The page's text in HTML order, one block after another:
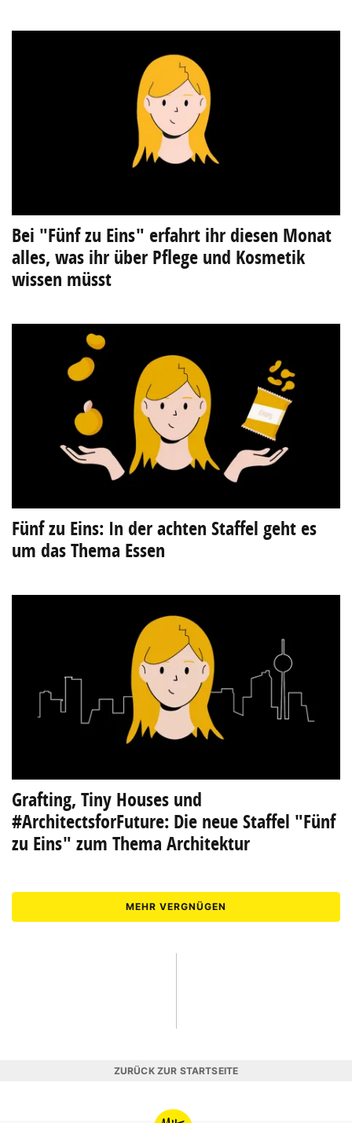
Bei "Fünf zu Eins" erfahrt ihr diesen Monat
alles, was ihr über Pflege und Kosmetik
wissen müsst
Fünf zu Eins: In der achten Staffel geht es
um das Thema Essen
Grafting, Tiny Houses und
#ArchitectsforFuture: Die neue Staffel "Fünf
zu Eins" zum Thema Architektur
MEHR VERGNÜGEN
ZURÜCK ZUR STARTSEITE
MIT